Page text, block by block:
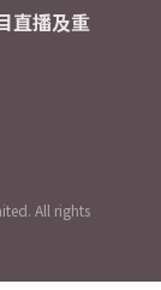
直播及重
All rights